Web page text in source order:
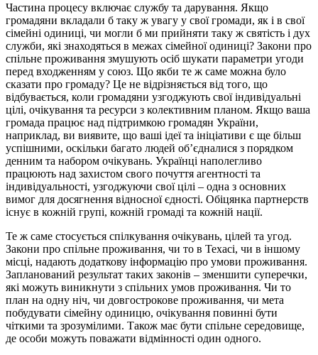
Частина процесу включає службу та дарування. Якщо
громадяни вкладали б таку ж увагу у свої громади, як і в свої
сімейні одиниці, чи могли б ми прийняти таку ж святість і дух
служби, які знаходяться в межах сімейної одиниці? Закони про
спільне проживання змушують осіб шукати параметри угоди
перед входженням у союз. Що якби те ж саме можна було
сказати про громаду? Це не відрізняється від того, що
відбувається, коли громадяни узгоджують свої індивідуальні
цілі, очікування та ресурси з колективним планом. Якщо ваша
громада працює над підтримкою громадян України,
наприклад, ви виявите, що ваші ідеї та ініціативи є ще більш
успішними, оскільки багато людей об’єдналися з порядком
денним та набором очікувань. Українці наполегливо
працюють над захистом свого почуття агентності та
індивідуальності, узгоджуючи свої цілі – одна з основних
вимог для досягнення відносної єдності. Обіцянка партнерств
існує в кожній групі, кожній громаді та кожній нації.
Те ж саме стосується спілкування очікувань, цілей та угод.
Закони про спільне проживання, чи то в Техасі, чи в іншому
місці, надають додаткову інформацію про умови проживання.
Запланований результат таких законів – зменшити суперечки,
які можуть виникнути з спільних умов проживання. Чи то
план на одну ніч, чи довгострокове проживання, чи мета
побудувати сімейну одиницю, очікування повинні бути
чіткими та зрозумілими. Також має бути спільне середовище,
де особи можуть поважати відмінності один одного.